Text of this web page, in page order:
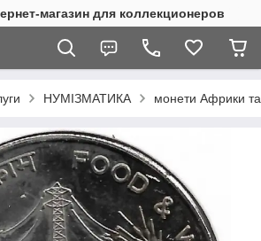
магазин для коллекционеров
НУМІЗМАТИКА монети Африки та